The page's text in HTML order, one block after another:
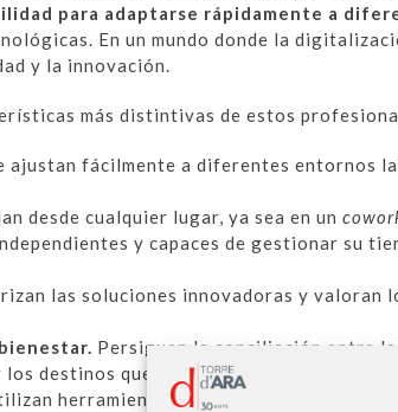
para adaptarse rápidamente a
En un mundo donde la
y la innovación.
más distintivas de estos
ajustan fácilmente a diferentes entornos
desde cualquier lugar, ya sea en un
y capaces de gestionar su
las soluciones innovadoras y valoran
Persiguen la conciliación entre
destinos que aportan calidad de vida.
herramientas tecnológicas para